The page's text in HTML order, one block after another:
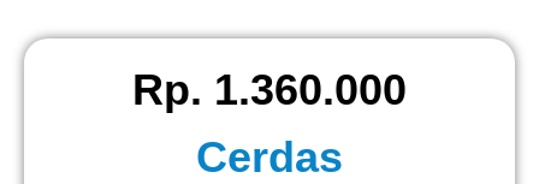
Rp. 1.360.000
Cerdas